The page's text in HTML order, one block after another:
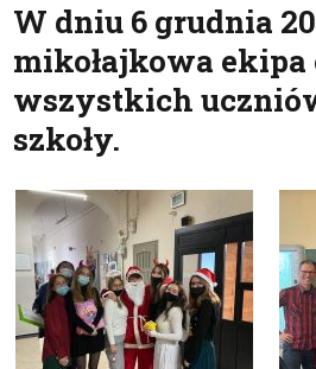
W dniu 6 grudnia
mikołajkowa ekipa
wszystkich
szkoły.